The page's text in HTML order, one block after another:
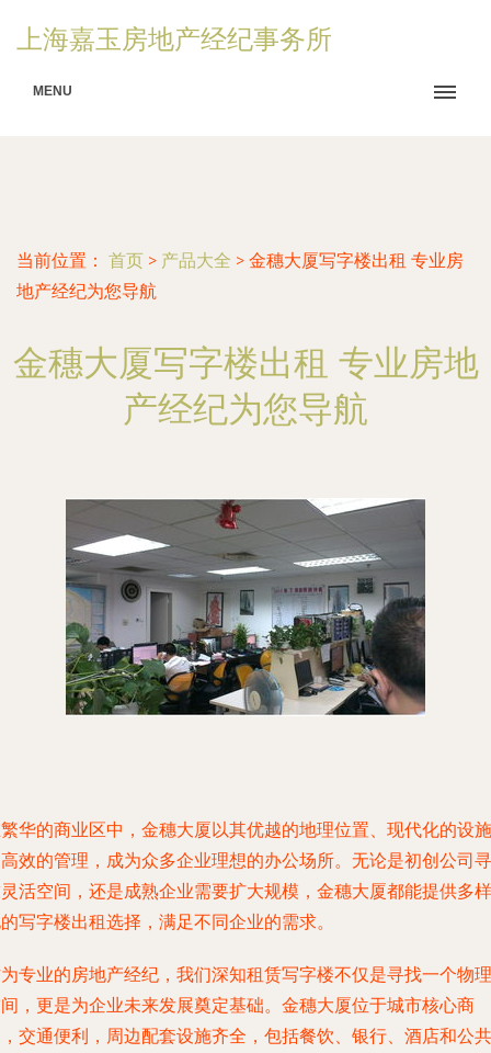
上海嘉玉房地产经纪事务所
MENU
当前位置： 首页 > 产品大全 > 金穗大厦写字楼出租 专业房
地产经纪为您导航
金穗大厦写字楼出租 专业房地
产经纪为您导航
华的商业区中，金穗大厦以其优越的地理位置、现代化的设施
效的管理，成为众多企业理想的办公场所。无论是初创公司寻
活空间，还是成熟企业需要扩大规模，金穗大厦都能提供多样
写字楼出租选择，满足不同企业的需求。
专业的房地产经纪，我们深知租赁写字楼不仅是寻找一个物理
，更是为企业未来发展奠定基础。金穗大厦位于城市核心商
交通便利，周边配套设施齐全，包括餐饮、银行、酒店和公共